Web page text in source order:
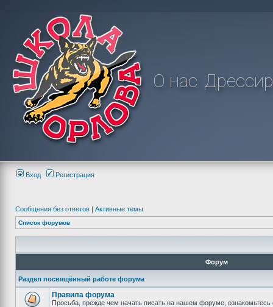
О нас
Вход Регистрация
Сообщения без ответов | Активные темы
Список форумов
Форум
Раздел посвящённый работе форума
Правила форума
Просьба, прежде чем начать писать на нашем форуме,